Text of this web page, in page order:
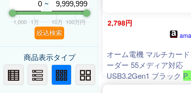
~
1,000 1万 10万 100万円
絞込検索
商品表示タイプ
2,798円
オーム電機 マルチカード
ーダー 55メディア対応
USB3.2Gen1 ブラック
SCRWU304-K01-3971